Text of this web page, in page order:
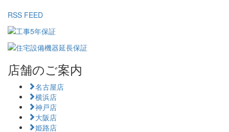
RSS FEED
店舗のご案内
名古屋店
横浜店
神戸店
大阪店
姫路店